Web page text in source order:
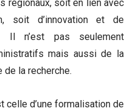
régionaux, soit en lien avec
soit d’innovation et de
Il n’est pas seulement
mais aussi de la
de la recherche.
celle d’une formalisation de